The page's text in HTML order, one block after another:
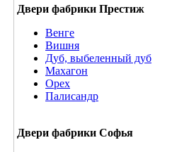
Двери фабрики Престиж
Венге
Вишня
Дуб, выбеленный дуб
Махагон
Орех
Палисандр
Двери фабрики Софья